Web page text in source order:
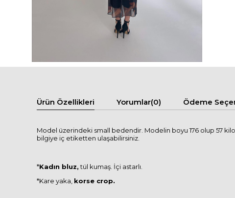
Ürün Özellikleri Yorumlar(0) Ödeme
Model üzerindeki small bedendir. Modelin boyu 176 olup 57
bilgiye iç etiketten ulaşabilirsiniz.
*Kadın bluz,tül kumaş. İçi astarlı.
*Kare yaka, korse crop.